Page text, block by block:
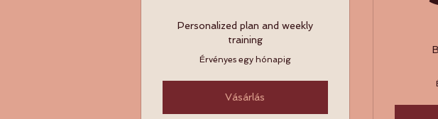
Jelenleg nincs
Personalized plan and weekly
training
Érvényes egy hónapig
Vásárlás